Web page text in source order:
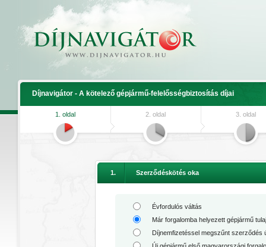
Díjnavigátor - A kötelező gépjármű-felelősségbiztosítás díjai
1. oldal 2. oldal 3. oldal
1. Szerződéskötés oka
Évfordulós váltás
Már forgalomba helyezett gépjármű
Díjnemfizetéssel megszűnt szerződés